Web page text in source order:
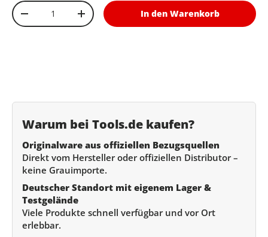
Anzahl
Menge verringernMenge erhöhenIn den Warenkorb
Warum bei Tools.de kaufen?
Originalware aus offiziellen Bezugsquellen
Direkt vom Hersteller oder offiziellen Distributor –
keine Grauimporte.
Deutscher Standort mit eigenem Lager &
Testgelände
Viele Produkte schnell verfügbar und vor Ort
erlebbar.